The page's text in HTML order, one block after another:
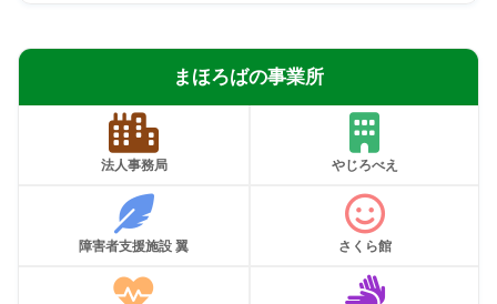
まほろばの事業所
法人事務局 やじろべえ
障害者支援施設 翼 さくら館